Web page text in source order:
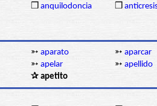
❒ anquilodoncia ❒
➳ aparato ➳ aparcar
➳ apelar ➳ apellido
✰ apetito